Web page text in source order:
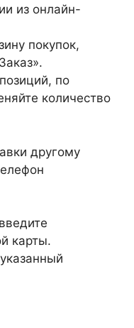
из онлайн-
покупок,
по
количество
другому
карты.